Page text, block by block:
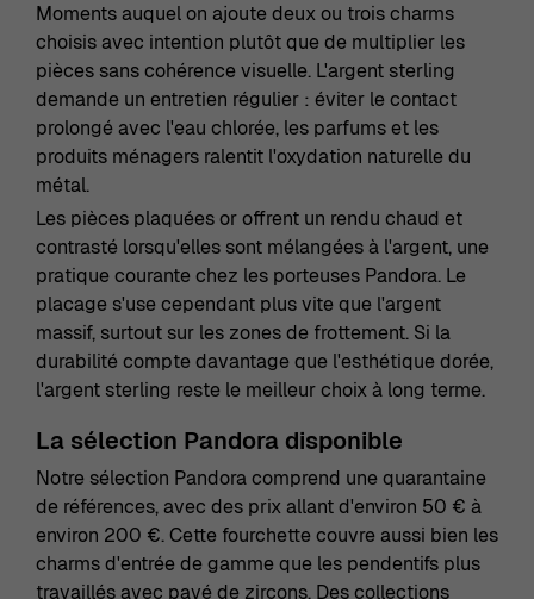
Moments auquel on ajoute deux ou trois charms
choisis avec intention plutôt que de multiplier les
pièces sans cohérence visuelle. L'argent sterling
demande un entretien régulier : éviter le contact
prolongé avec l'eau chlorée, les parfums et les
produits ménagers ralentit l'oxydation naturelle du
métal.
Les pièces plaquées or offrent un rendu chaud et
contrasté lorsqu'elles sont mélangées à l'argent, une
pratique courante chez les porteuses Pandora. Le
placage s'use cependant plus vite que l'argent
massif, surtout sur les zones de frottement. Si la
durabilité compte davantage que l'esthétique dorée,
l'argent sterling reste le meilleur choix à long terme.
La sélection Pandora disponible
Notre sélection Pandora comprend une quarantaine
de références, avec des prix allant d'environ 50 € à
environ 200 €. Cette fourchette couvre aussi bien les
charms d'entrée de gamme que les pendentifs plus
travaillés avec pavé de zircons. Des collections